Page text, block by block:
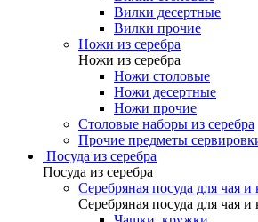
Вилки десертные
Вилки прочие
Ножи из серебра
Ножи из серебра
Ножи столовые
Ножи десертные
Ножи прочие
Столовые наборы из серебра
Прочие предметы
Посуда из серебра
Посуда из серебра
Серебряная посуда для чая и
Серебряная посуда для чая и